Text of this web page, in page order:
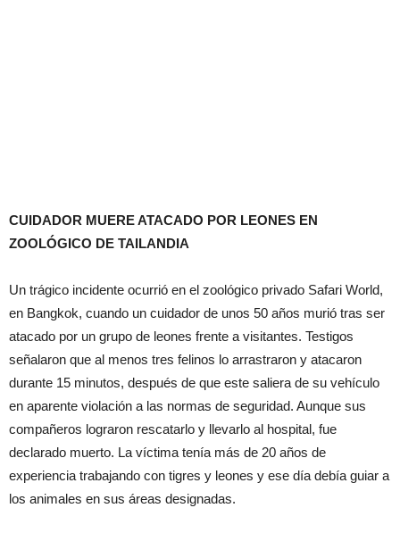
CUIDADOR MUERE ATACADO POR LEONES EN
ZOOLÓGICO DE TAILANDIA
Un trágico incidente ocurrió en el zoológico privado Safari World,
en Bangkok, cuando un cuidador de unos 50 años murió tras ser
atacado por un grupo de leones frente a visitantes. Testigos
señalaron que al menos tres felinos lo arrastraron y atacaron
durante 15 minutos, después de que este saliera de su vehículo
en aparente violación a las normas de seguridad. Aunque sus
compañeros lograron rescatarlo y llevarlo al hospital, fue
declarado muerto. La víctima tenía más de 20 años de
experiencia trabajando con tigres y leones y ese día debía guiar a
los animales en sus áreas designadas.